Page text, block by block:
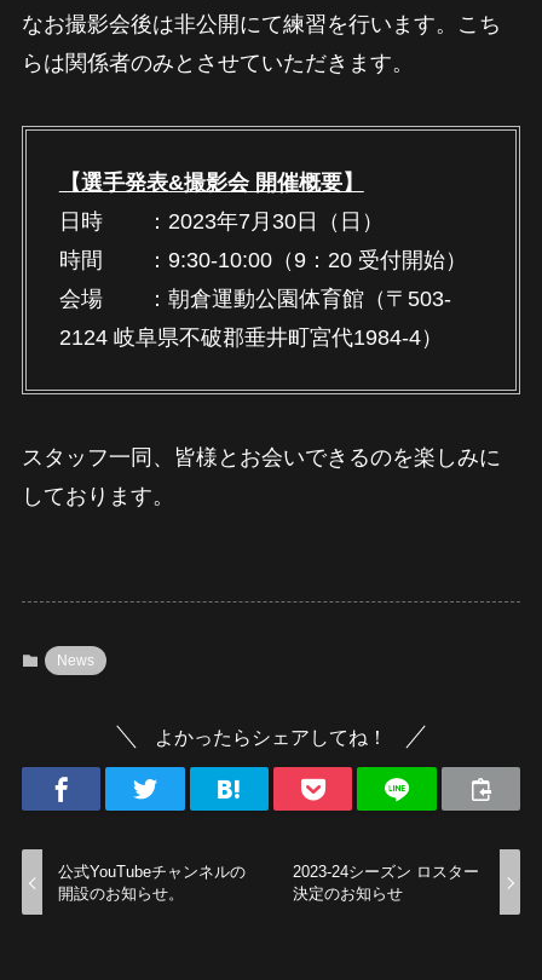
なお撮影会後は非公開にて練習を行います。こち
らは関係者のみとさせていただきます。
【選手発表&撮影会 開催概要】
日時 ：2023年7月30日（日）
時間 ：9:30-10:00（9：20 受付開始）
会場 ：朝倉運動公園体育館（〒503-
2124 岐阜県不破郡垂井町宮代1984-4）
スタッフ一同、皆様とお会いできるのを楽しみに
しております。
News
よかったらシェアしてね！
公式YouTubeチャンネルの
開設のお知らせ。
2023-24シーズン ロスター
決定のお知らせ